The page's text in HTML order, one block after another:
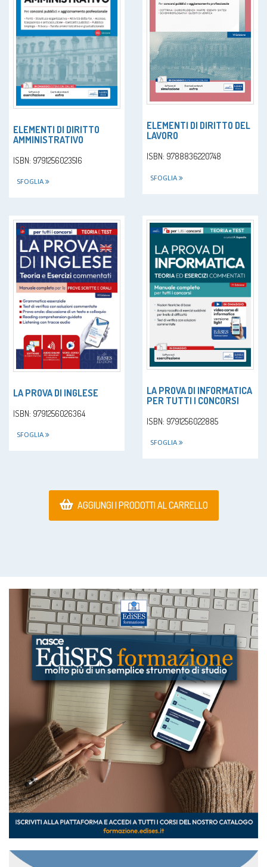
ELEMENTI DI DIRITTO
AMMINISTRATIVO
ISBN: 9791256023516
SFOGLIA
ELEMENTI DI DIRITTO DEL
LAVORO
ISBN: 9788836220748
SFOGLIA
LA PROVA DI INGLESE
ISBN: 9791256026364
SFOGLIA
LA PROVA DI INFORMATICA
PER TUTTI I CONCORSI
ISBN: 9791256022885
SFOGLIA
AGGIUNGI I PRODOTTI AL CARRELLO